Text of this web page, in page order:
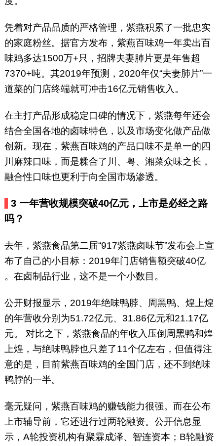
凭着对产品品质的严格管理，紫燕积累了一批忠实
的家庭粉丝。据官方发布，紫燕百味鸡一年卖出百
味鸡多达1500万+只，招牌夫妻肺片更是年售超
7370+吨。其2019年预测，2020年仅“夫妻肺片”一
道菜的门店终端就可冲击16亿元销售收入。
在主打产品形成稳定口碑的情况下，紫燕每年还会
结合全国各地的卤味特色，以及市场变化做产品做
创新。现在，紫燕百味鸡的产品口味不是单一的四
川麻辣口味，而是糅合了川、粤、湘菜众味之长，
融合性口味也更利于向全国市场渗透。
3 一年营收规模突破40亿元，上市是必经之路
吗？
去年，紫燕食品第二届“917紫燕卤味节”发布会上宣
布了自己的小目标：2019年门店销售额突破40亿
。在卤制品行业，这不是一个小数目。
公开财报显示，2019年绝味鸭脖、周黑鸭、煌上煌
的年营收分别为51.72亿元、31.86亿元和21.17亿
元。 对比之下，紫燕食品的年收入压倒周黑鸭和煌
上煌，与绝味鸭脖也只差了11个亿左右，但值得注
意的是，目前紫燕百味鸡的全国门店，还不到绝味
鸭脖的一半。
毫无疑问，紫燕百味鸡的赚钱能力很强。而在公布
上市辅导前，它还进行过两轮融资。公开信息显
示，A轮投资机构有聚霖成泽、智连资本；B轮融资